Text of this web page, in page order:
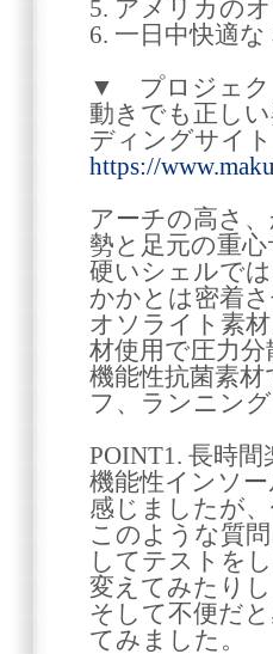
5. アメリカの
6. 一日中快適
▼ プロジェク
動きでも正し
ディングサイ
https://
アーチの高さ
勢と足元の重
硬いシェルで
かかとは密着
オソライト素
材使用で圧力
機能性抗菌素
フ、ランニン
POINT1. 長時
機能性インソ
感じましたが
このような質
してテストを
変えてみたりし
そして不便だ
てみました。